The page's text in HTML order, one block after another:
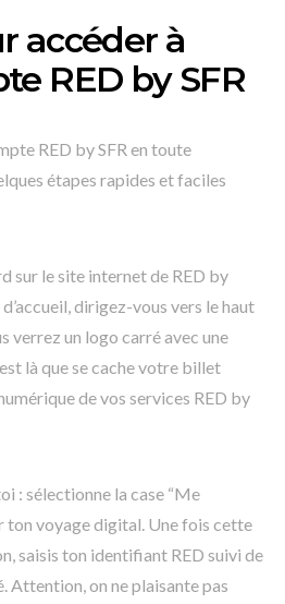
accéder à
RED by SFR
RED by SFR en toute
étapes rapides et faciles
sur le site internet de RED by
dirigez-vous vers le haut
verrez un logo carré avec une
là que se cache votre billet
de vos services RED by
: sélectionne la case “Me
ton voyage digital. Une fois cette
saisis ton identifiant RED suivi de
Attention, on ne plaisante pas